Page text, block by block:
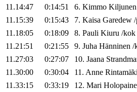
11.14:47
0:14:51 6. Kimmo Kiljunen
11.15:39
0:15:43 7. Kaisa Garedew /
11.18:05
0:18:09 8. Pauli Kiuru /kok
11.21:51
0:21:55 9. Juha Hänninen /
11.27:03
0:27:07 10. Jaana
11.30:00
0:30:04 11. Anne
11.33:15
0:33:19 12. Mari